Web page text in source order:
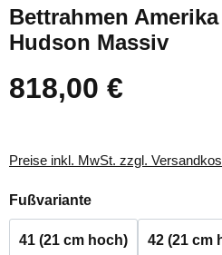
Bettrahmen
Hudson Massiv
Regulärer Preis:
818,00 €
Preise inkl. MwSt. zzgl.
Fußvarianteauswählen
41 (21 cm hoch) 42 (21 cm